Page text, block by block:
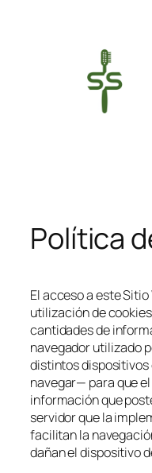
Política
El acceso a este
utilización de
cantidades de
navegador utilizado
distintos dispositivos
navegar— para que
información que
servidor que la
facilitan la
dañan el dispositivo